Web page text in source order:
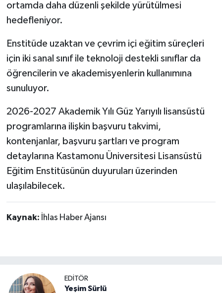
ortamda daha düzenli şekilde yürütülmesi
hedefleniyor.
Enstitüde uzaktan ve çevrim içi eğitim süreçleri
için iki sanal sınıf ile teknoloji destekli sınıflar da
öğrencilerin ve akademisyenlerin kullanımına
sunuluyor.
2026-2027 Akademik Yılı Güz Yarıyılı lisansüstü
programlarına ilişkin başvuru takvimi,
kontenjanlar, başvuru şartları ve program
detaylarına Kastamonu Üniversitesi Lisansüstü
Eğitim Enstitüsünün duyuruları üzerinden
ulaşılabilecek.
Kaynak: İhlas Haber Ajansı
EDİTÖR
Yeşim Sürlü